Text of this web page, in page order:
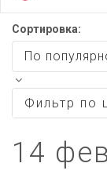
Сортировка:
По
Фильтр по
14